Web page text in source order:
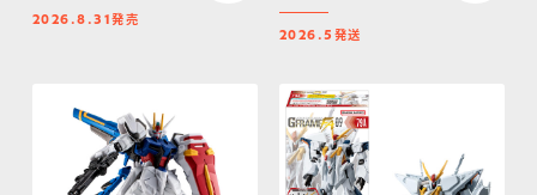
2026.8.31発売
【プレミアムバンダイ
限定】
2026.5 発送